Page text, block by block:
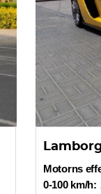
Motorns
0-100 km/h: